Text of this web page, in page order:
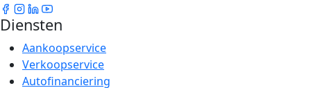
Diensten
Aankoopservice
Verkoopservice
Autofinanciering